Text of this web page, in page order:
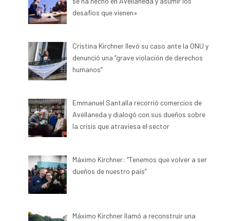
desafíos que vienen»
Cristina Kirchner llevó su caso ante la ONU y
denunció una “grave violación de derechos
humanos”
Emmanuel Santalla recorrió comercios de
Avellaneda y dialogó con sus dueños sobre
la crisis que atraviesa el sector
Máximo Kirchner: “Tenemos que volver a ser
dueños de nuestro país”
Máximo Kirchner llamó a reconstruir una